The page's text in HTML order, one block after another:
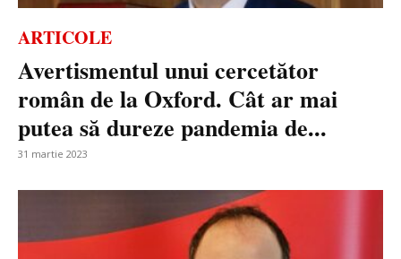
ARTICOLE
Avertismentul unui cercetător
român de la Oxford. Cât ar mai
putea să dureze pandemia de...
31 martie 2023